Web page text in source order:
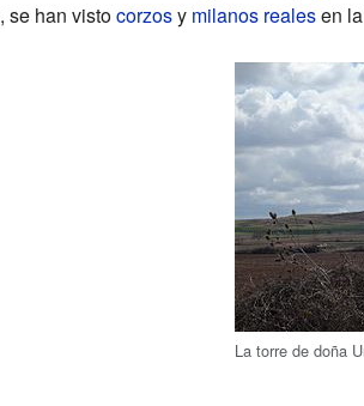
se han vistocorzosy milanos realesen
La torre de doña